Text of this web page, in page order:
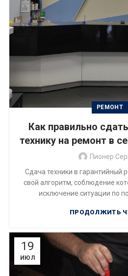
РЕМОНТ
Как правильно
технику на ремонт в
Пионер
Сдача техники в гарантийный
свой алгоритм, соблюдение
исключение ситуации по
ПРОДОЛЖИТЬ
19
ИЮЛ